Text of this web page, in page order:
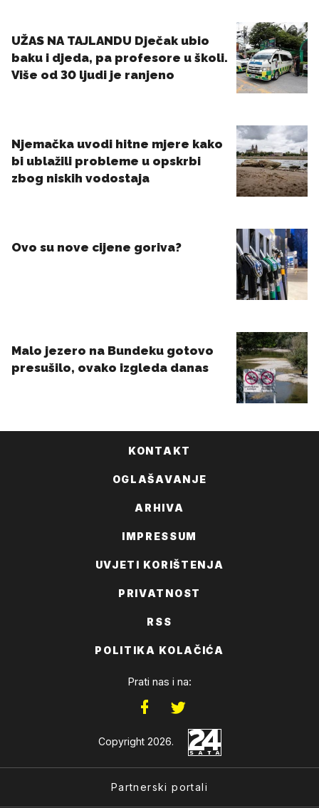
KONTAKT
OGLAŠAVANJE
ARHIVA
IMPRESSUM
UVJETI KORIŠTENJA
PRIVATNOST
RSS
POLITIKA KOLAČIĆA
Prati nas i na:
Copyright 2026.
Partnerski portali